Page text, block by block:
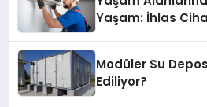
Yaşam: İhlas
Modüler Su
Ediliyor?